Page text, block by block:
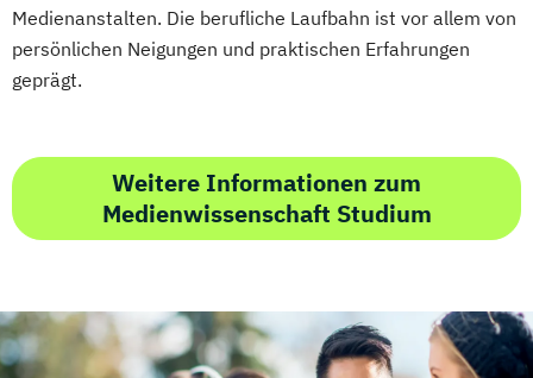
Medienanstalten. Die berufliche Laufbahn ist vor allem von
persönlichen Neigungen und praktischen Erfahrungen
geprägt.
Weitere Informationen zum
Medienwissenschaft Studium